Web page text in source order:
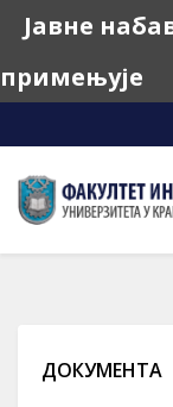
ДОКУМЕНТА
Јавне
примењује